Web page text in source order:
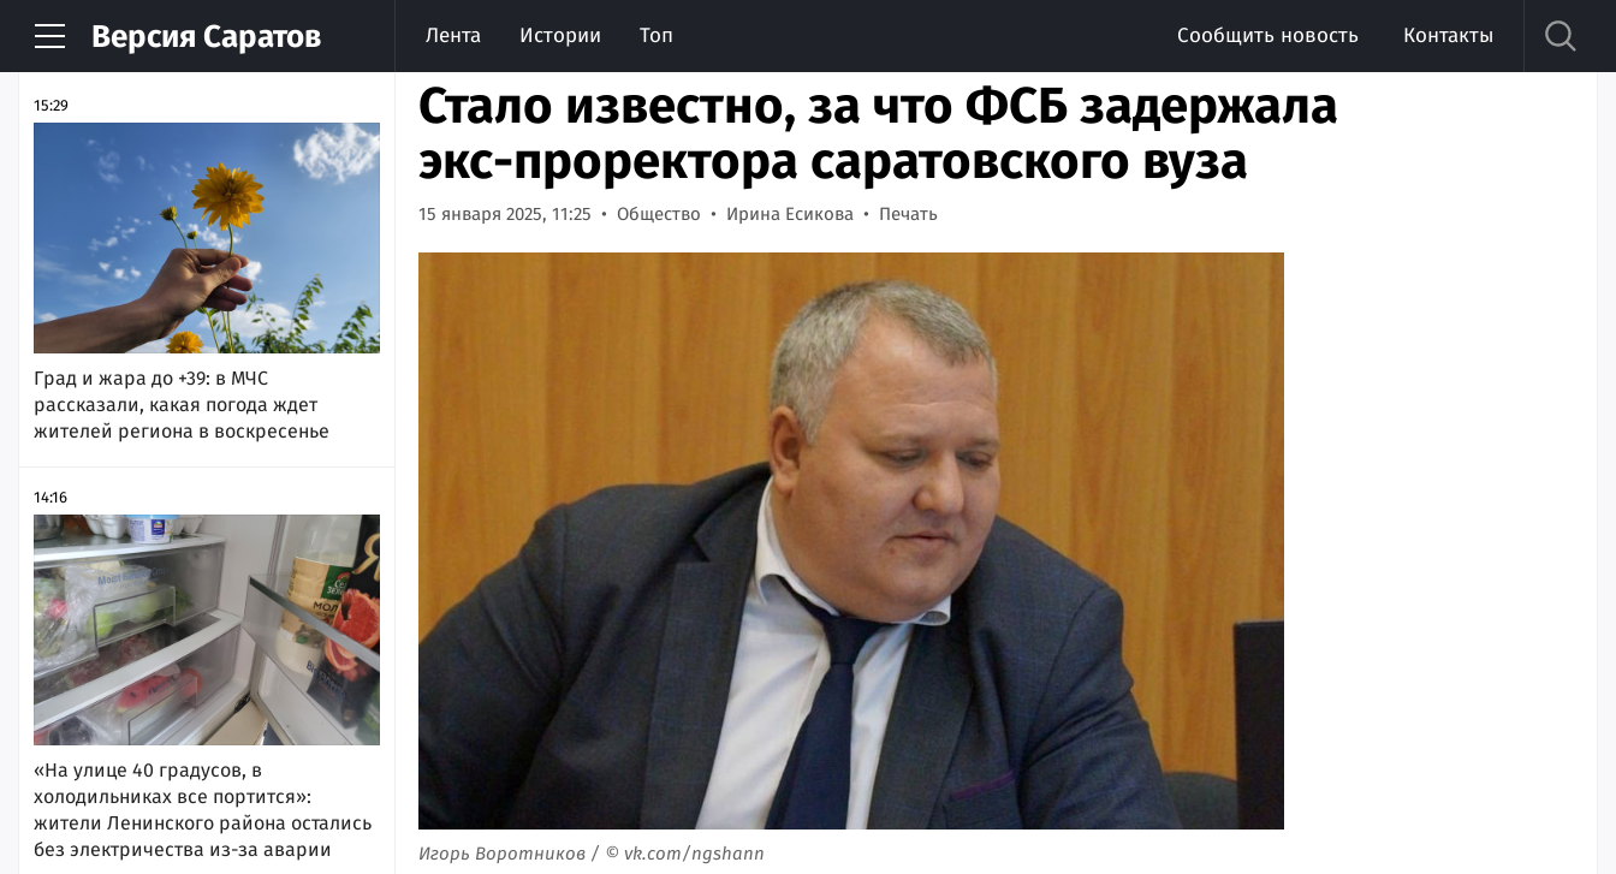
Версия Саратов Лента Истории Топ Сообщить новость Контакты
НОВОСТИ АРХИВ
15:29
Град и жара до +39: в МЧС
рассказали, какая погода ждет
жителей региона в воскресенье
14:16
«На улице 40 градусов, в
холодильниках все портится»:
жители Ленинского района остались
без электричества из-за аварии
Стало известно, за что ФСБ задержала
экс-проректора саратовского вуза
15 января 2025, 11:25 Общество Ирина Есикова Печать
Игорь Воротников / © vk.com/ngshann